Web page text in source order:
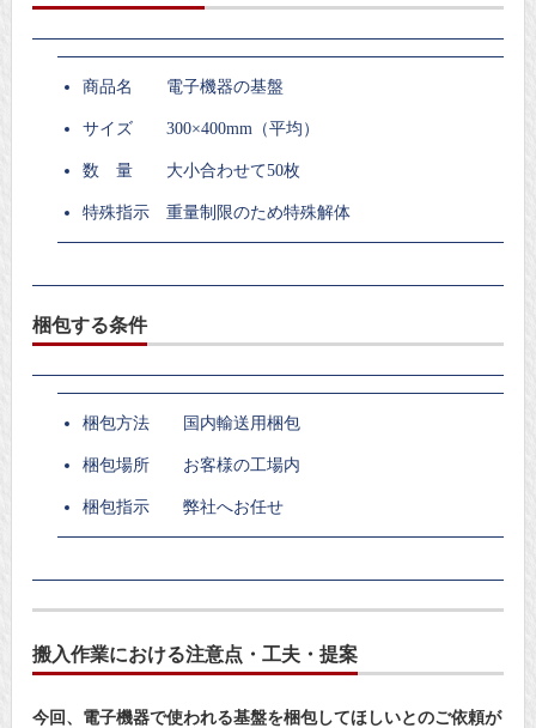
商品名 電子機器の基盤
サイズ 300×400mm（平均）
数 量 大小合わせて50枚
特殊指示 重量制限のため特殊解体
梱包する条件
梱包方法 国内輸送用梱包
梱包場所 お客様の工場内
梱包指示 弊社へお任せ
搬入作業における注意点・工夫・提案
今回、電子機器で使われる基盤を梱包してほしいとのご依頼が